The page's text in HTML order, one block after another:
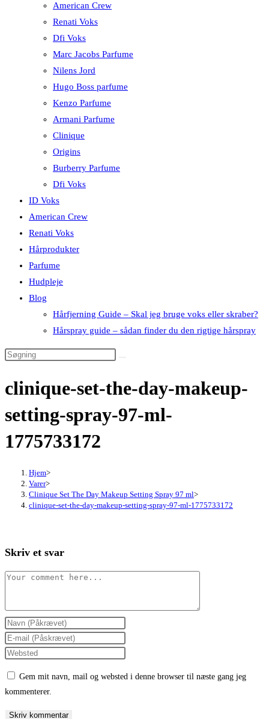
American Crew
Renati Voks
Dfi Voks
Marc Jacobs Parfume
Nilens Jord
Hugo Boss parfume
Kenzo Parfume
Armani Parfume
Clinique
Origins
Burberry Parfume
Dfi Voks
ID Voks
American Crew
Renati Voks
Hårprodukter
Parfume
Hudpleje
Blog
Hårfjerning Guide – Skal jeg bruge voks eller skraber?
Hårspray guide – sådan finder du den rigtige hårspray
clinique-set-the-day-makeup-
setting-spray-97-ml-
1775733172
Hjem>
Varer>
Clinique Set The Day Makeup Setting Spray 97 ml>
clinique-set-the-day-makeup-setting-spray-97-ml-1775733172
Skriv et svar
Comment
Enter
your
name
comment
Enter
your
comment
Enter
(optional)
Gem mit navn, mail og websted i denne browser til næste gang jeg
kommenterer.